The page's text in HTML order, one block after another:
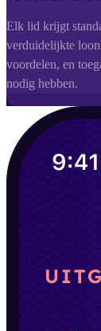
Elk lid krijgt
verduidelijkte
voordelen, en
nodig hebben.